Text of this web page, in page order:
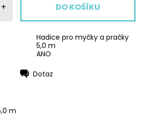
+
Hadice pro myčky a pračky
5,0 m
ANO
Dotaz
m